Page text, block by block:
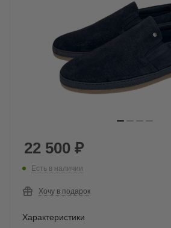
22 500 ₽
Есть в наличии
Хочу в подарок
Характеристики